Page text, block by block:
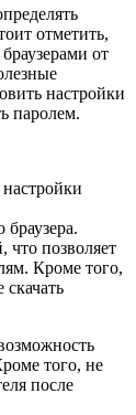
отметить,
от
настройки
паролем.
позволяет
Кроме того,
того, не
после